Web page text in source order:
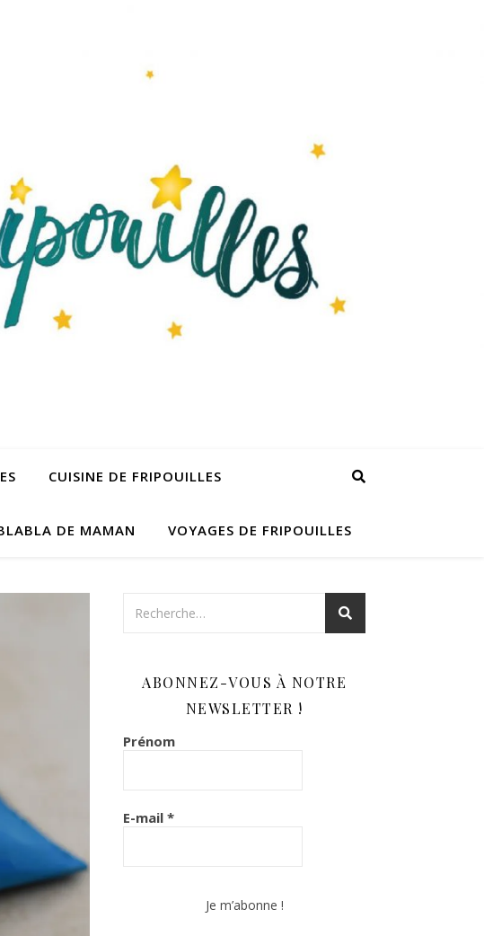
CUISINE DE FRIPOUILLES
DE MAMAN VOYAGES DE FRIPOUILLES
ABONNEZ-VOUS À NOTRE
NEWSLETTER !
Prénom
E-mail *